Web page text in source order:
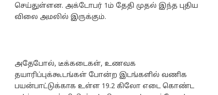
செய்துள்ளன. அக்டோபர் 1ம் தேதி முதல் இந்த புதிய
விலை அமலில் இருக்கும்.
அதேபோல், டீக்கடைகள், உணவக
தயாரிப்புக்கூடங்கள் போன்ற இடங்களில் வணிக
பயன்பாட்டுக்காக உள்ள 19.2 கிலோ எடை கொண்ட